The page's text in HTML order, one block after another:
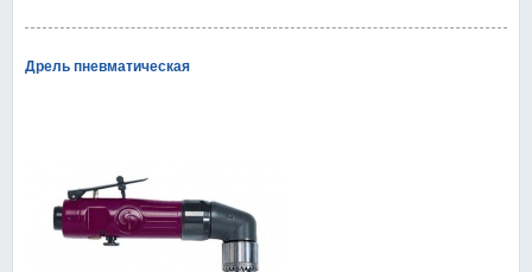
Дрель пневматическая